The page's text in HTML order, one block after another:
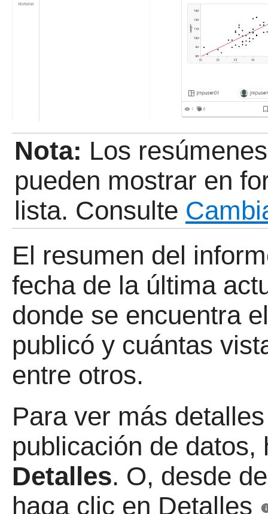
Nota: Los
pueden mostrar en
lista. Consulte
El resumen del
fecha de la última
donde se encuentra
publicó y cuántas
entre otros.
Para ver más
publicación de
Detalles. O, desde
haga clic en Detalles